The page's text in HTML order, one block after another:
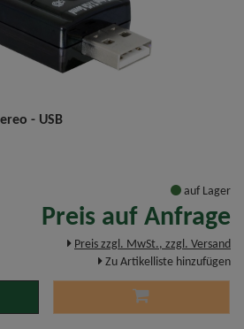
- USB
auf Lager
Preis auf Anfrage
Preis zzgl. MwSt., zzgl. Versand
Zu Artikelliste hinzufügen